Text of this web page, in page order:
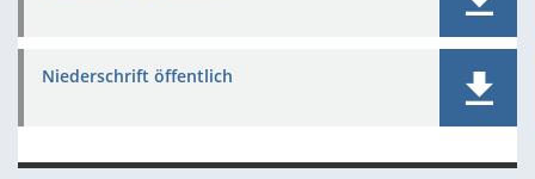
Niederschrift öffentlich